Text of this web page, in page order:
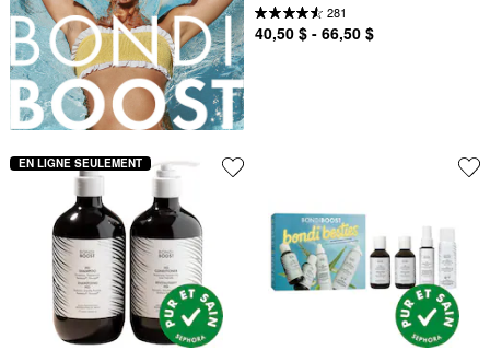
281
40,50 $ - 66,50 $
EN LIGNE SEULEMENT